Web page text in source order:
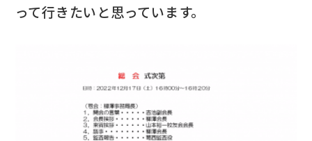
って行きたいと思っています。